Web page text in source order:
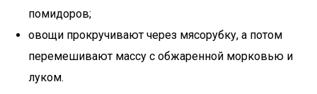
помидоров;
овощи прокручивают через мясорубку, а потом
перемешивают массу с обжаренной морковью и
луком.